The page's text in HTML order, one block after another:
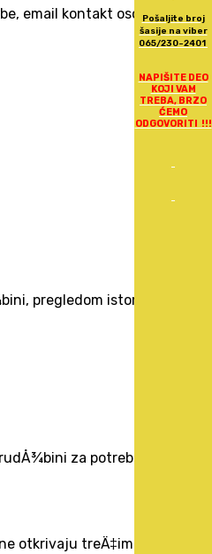
email kontakt osobe, PIB i
pregledom istorije svih
za potrebe vlastitih
otkrivaju treÄ‡im licima.
Pošaljite broj
šasije na viber
065/230-2401
NAPIŠITE DEO
KOJI VAM
TREBA, BRZO
ĆEMO
ODGOVORITI !!!